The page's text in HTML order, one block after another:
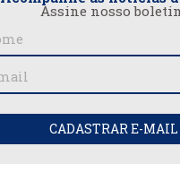
Assine nosso
CADASTRAR E-MAIL